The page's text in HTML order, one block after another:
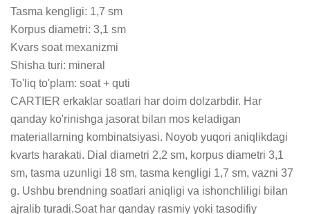
Tasma kengligi: 1,7 sm
Korpus diametri: 3,1 sm
Kvars soat mexanizmi
Shisha turi: mineral
To'liq to'plam: soat + quti
CARTIER erkaklar soatlari har doim dolzarbdir. Har
qanday ko'rinishga jasorat bilan mos keladigan
materiallarning kombinatsiyasi. Noyob yuqori aniqlikdagi
kvarts harakati. Dial diametri 2,2 sm, korpus diametri 3,1
sm, tasma uzunligi 18 sm, tasma kengligi 1,7 sm, vazni 37
g. Ushbu brendning soatlari aniqligi va ishonchliligi bilan
ajralib turadi.Soat har qanday rasmiy yoki tasodifiy